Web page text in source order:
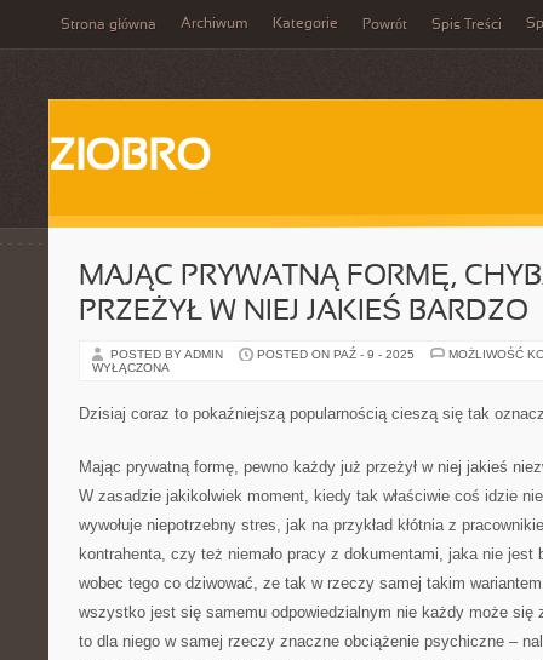
Strona główna Archiwum Kategorie Powrót Spis Treści
ZIOBRO
MAJĄC PRYWATNĄ FORMĘ,
PRZEŻYŁ W NIEJ JAKIEŚ BARDZO
POSTED BY ADMIN POSTED ON PAŹ - 9 - 2025
MOŻLIWOŚĆ
WYŁĄCZONA
Dzisiaj coraz to pokaźniejszą popularnością cieszą się tak
Mając prywatną formę, pewno każdy już przeżył w niej jakieś
W zasadzie jakikolwiek moment, kiedy tak właściwie coś idzie
wywołuje niepotrzebny stres, jak na przykład kłótnia z
kontrahenta, czy też niemało pracy z dokumentami, jaka nie jest
wobec tego co dziwować, ze tak w rzeczy samej takim
wszystko jest się samemu odpowiedzialnym nie każdy może się
to dla niego w samej rzeczy znaczne obciążenie psychiczne –